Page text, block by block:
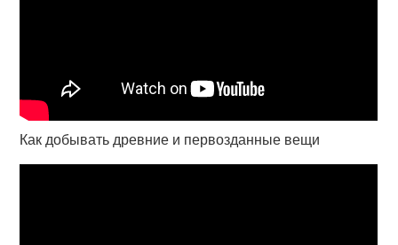
Как добывать древние и первозданные вещи